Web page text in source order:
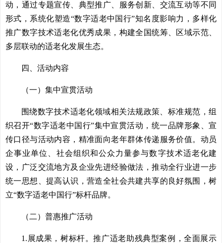
动，通过专题宣传、典型推广、服务创新、交流互动等不同
形式，系统化塑造“数字适老中国行”知名度影响力，多样化
推广数字技术适老化优秀成果，构建全国统筹、区域示范、
多层联动的适老化发展生态。
四、活动内容
（一）集中宣贯活动
围绕数字技术适老化领域相关法规政策、标准规范，组
织召开“数字适老中国行”集中宣贯活动，统一品牌形象、宣
传口径与活动内容，精准面向老年群体传递服务价值。动员
企事业单位、社会组织和公众力量参与数字技术适老化建
设，广泛交流地方及企业先进经验做法，推动全行业进一步
统一思想、提高认识，营造全社会共建共享的良好氛围，树
立“数字适老中国行”标杆品牌。
（二）普惠推广活动
1.展成果，树标杆。推广适老助残典型案例，全面展示